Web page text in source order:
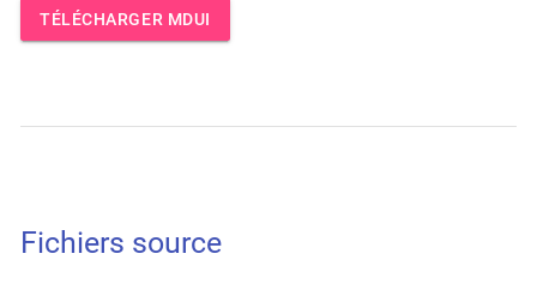
TÉLÉCHARGER MDUI
Fichiers source